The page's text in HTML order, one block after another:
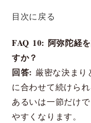
目次に戻る
FAQ 10: 阿弥陀経
すか？
回答: 厳密な決まり
に合わせて続けら
あるいは一節だけ
やすくなります。